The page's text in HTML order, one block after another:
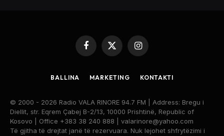
Facebook
X
Instagram
BALLINA MARKETING KONTAKTI
© 2000 - 2026 Radio VALA RINORE 94.7 FM | Address: Bregu i
Diellit, str. Eqrem Çabej B-2/13, 10000 Prishtinë, Republic of
Kosovo | Office +383 38 240 888 | valarinore@yahoo.com
Të gjitha të drejtat janë të rezervuara. Nuk lejohet shfrytëzimi i